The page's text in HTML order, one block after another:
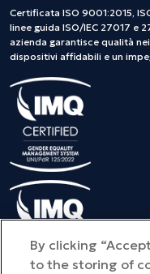
Certificata ISO 9001:2015,
linee guida ISO/IEC 27017 e
azienda garantisce qualità
dispositivi affidabili e un
By clicking
to the storing of